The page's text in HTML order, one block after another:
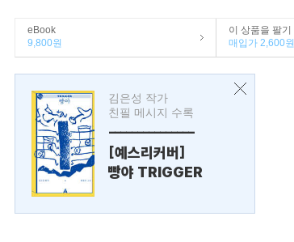
eBook
9,800원
이 상품을 팔기
매입가 2,600원
김은성 작가
친필 메시지 수록
---------------
[예스리커버]
빵야 TRIGGER